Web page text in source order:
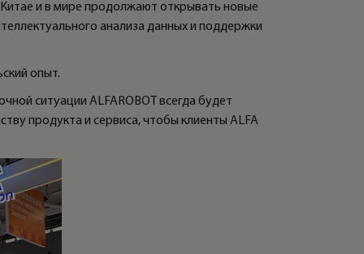
и в мире продолжают открывать новые
анализа данных и поддержки
опыт.
ситуации ALFAROBOT всегда будет
продукта и сервиса, чтобы клиенты ALFA